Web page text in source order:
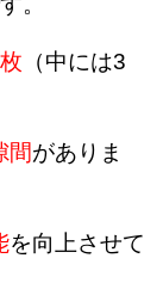
（中には3
間がありま
を向上させて